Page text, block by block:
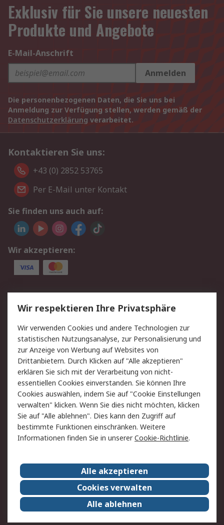
Exklusiv für Sie unsere neuesten
Produkte und Angebote
E-Mail-Anschrift
Anmelden
Die personenbezogenen Daten, die Sie uns bei
Anmeldung zur Verfügung stellen, werden gemäß der
Datenschutzerklärung verarbeitet.
Kontaktieren Sie uns:
+43 (0) 2852 53765
Per E-Mail unter Kontakt
Sie finden uns auch auf:
Wir akzeptieren:
Service
Value Added Services
Lieferlösungen
Rücksendung/Entsorgung Kontakt
Hilfe
Rechtliches
RS Verkaufs- und
Lieferbedingungen
Datenschutz
Cookie-Richtlinie
Zahlungsbedingungen
Impressum
Webseite Konditionen
RS weltweit
Karriere bei RS
Nachhaltigkeit
Qualität/Zertifikate
Presse-Center
Event-Center
Wir respektieren Ihre Privatsphäre
Wir verwenden Cookies und andere Technologien zur
statistischen Nutzungsanalyse, zur Personalisierung und
zur Anzeige von Werbung auf Websites von
Drittanbietern. Durch Klicken auf "Alle akzeptieren"
erklären Sie sich mit der Verarbeitung von nicht-
essentiellen Cookies einverstanden. Sie können Ihre
Cookies auswählen, indem Sie auf "Cookie Einstellungen
verwalten" klicken. Wenn Sie dies nicht möchten, klicken
Sie auf "Alle ablehnen". Dies kann den Zugriff auf
bestimmte Funktionen einschränken. Weitere
Informationen finden Sie in unsererCookie-Richtlinie.
Alle akzeptieren
Cookies verwalten
Alle ablehnen